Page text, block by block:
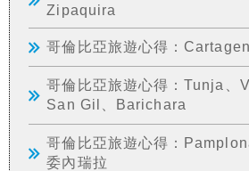
Zipaquira
哥倫比亞旅遊心得：
哥倫比亞旅遊心得：Tunja、
San Gil、Barichara
哥倫比亞旅遊心得：
委內瑞拉